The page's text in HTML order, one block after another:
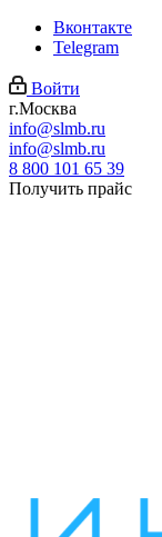
Вконтакте
Telegram
Войти
г.Москва
info@slmb.ru
info@slmb.ru
8 800 101 65 39
Получить прайс